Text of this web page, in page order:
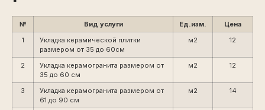
№ Вид услуги Ед.изм.
Цена
1
Укладка керамической плитки
размером от 35 до 60см
м2 12
2
Укладка керамогранита размером от
35 до 60 см
м2 12
3
Укладка керамогранита размером от
61 до 90 см
м2 14